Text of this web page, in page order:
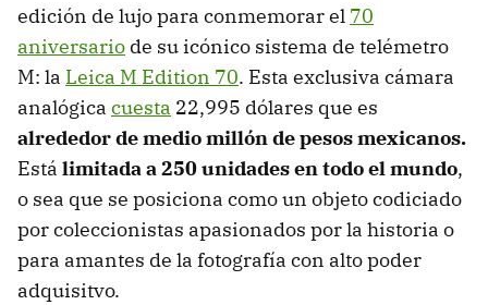
edición de lujo para conmemorar el 70
aniversario de su icónico sistema de telémetro
M: la Leica M Edition 70. Esta exclusiva cámara
analógica cuesta 22,995 dólares que es
alrededor de medio millón de pesos mexicanos.
Está limitada a250 unidades en todo el mundo,
o sea que se posiciona como un objeto codiciado
por coleccionistas apasionados por la historia o
para amantes de la fotografía con alto poder
adquisitvo.